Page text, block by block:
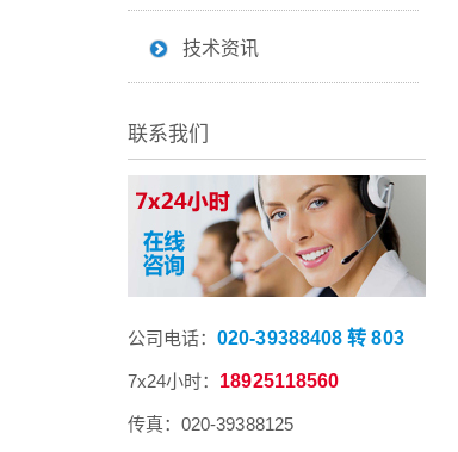
技术资讯
联系我们
公司电话： 020-39388408 转 803
7x24小时： 18925118560
传真：020-39388125